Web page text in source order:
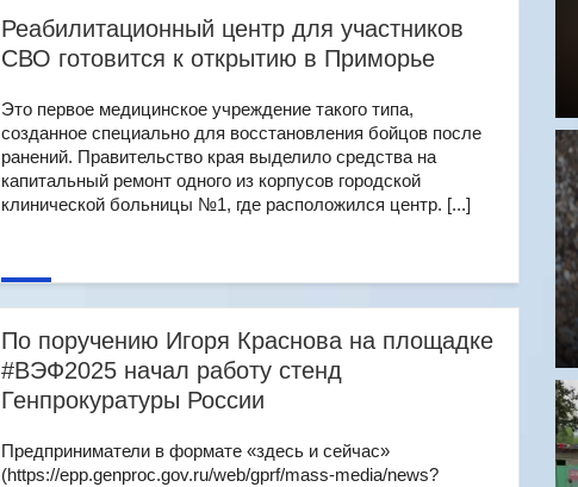
Реабилитационный центр для участников
СВО готовится к открытию в Приморье
Это первое медицинское учреждение такого типа,
созданное специально для восстановления бойцов после
ранений. Правительство края выделило средства на
капитальный ремонт одного из корпусов городской
клинической больницы №1, где расположился центр. [...]
По поручению Игоря Краснова на площадке
#ВЭФ2025 начал работу стенд
Генпрокуратуры России
Предприниматели в формате «здесь и сейчас»
(https://epp.genproc.gov.ru/web/gprf/mass-media/news?